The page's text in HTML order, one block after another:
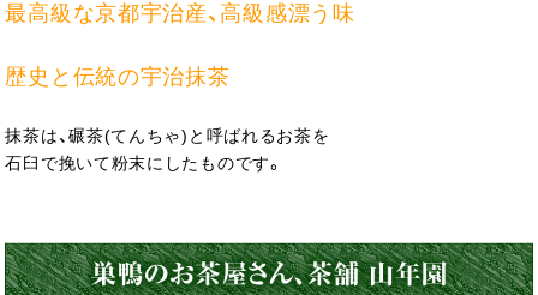
最高級な京都宇治産、高級感漂う味
歴史と伝統の宇治抹茶
抹茶は、碾茶(てんちゃ)と呼ばれるお茶を
石臼で挽いて粉末にしたものです。